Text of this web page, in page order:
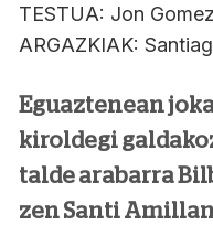
TESTUA: Jon
ARGAZKIAK:
Eguaztenean
kiroldegi
talde arabarra
zen Santi